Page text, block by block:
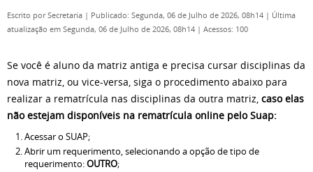
Escrito porSecretaria | Publicado: Segunda, 06 de Julho de 2026, 08h14 | Última
atualização em Segunda, 06 de Julho de 2026, 08h14 | Acessos: 100
Se você é aluno da matriz antiga e precisa cursar disciplinas da
nova matriz, ou vice-versa, siga o procedimento abaixo para
realizar a rematrícula nas disciplinas da outra matriz, caso elas
não estejam disponíveis na rematrícula online pelo Suap:
Acessar o SUAP;
Abrir um requerimento, selecionando a opção de tipo de
requerimento:OUTRO;